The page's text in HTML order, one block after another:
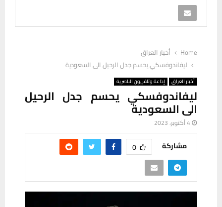
Home
أخبار العراق
ليفاندوفسكي يحسم جدل الرحيل الى السعودية
أخبار العراق إذاعة وتلفزيون الناصرية
ليفاندوفسكي يحسم جدل الرحيل
الى السعودية
4 أكتوبر، 2023
مشاركة 0